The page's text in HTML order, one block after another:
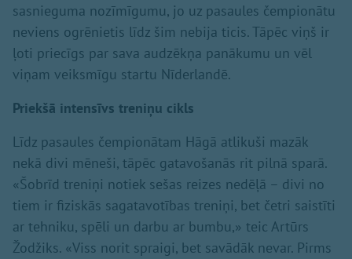
sasnieguma nozīmīgumu, jo uz pasaules čempionātu
neviens ogrēnietis līdz šim nebija ticis. Tāpēc viņš ir
ļoti priecīgs par sava audzēkņa panākumu un vēl
viņam veiksmīgu startu Nīderlandē.
Priekšā intensīvs treniņu cikls
Līdz pasaules čempionātam Hāgā atlikuši mazāk
nekā divi mēneši, tāpēc gatavošanās rit pilnā sparā.
«Šobrīd treniņi notiek sešas reizes nedēļā – divi no
tiem ir fiziskās sagatavotības treniņi, bet četri saistīti
ar tehniku, spēli un darbu ar bumbu,» teic Artūrs
Žodžiks. «Viss norit spraigi, bet savādāk nevar. Pirms